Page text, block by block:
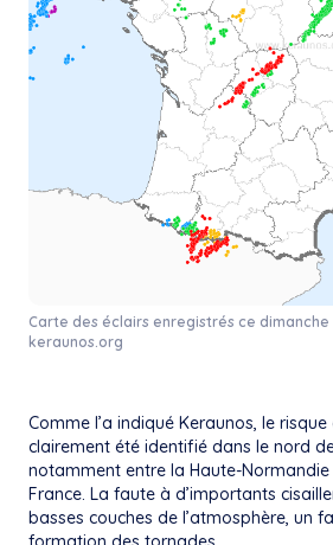
Carte des éclairs enregistrés ce
keraunos.org
Comme l’a indiqué Keraunos, le
clairement été identifié dans le nord
notamment entre la Haute-
France. La faute à d’importants
basses couches de l’atmosphère, un